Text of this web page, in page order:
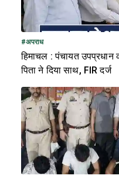
#अपराध
हिमाचल : पंचायत उपप्रधान
पिता ने दिया साथ, FIR दर्ज